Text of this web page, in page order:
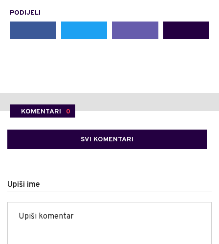
PODIJELI
KOMENTARI 0
SVI KOMENTARI
Upiši ime